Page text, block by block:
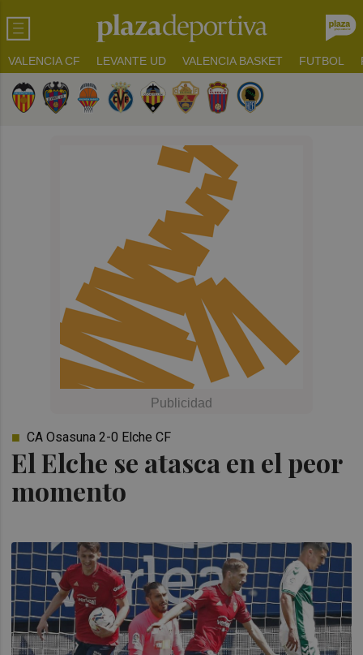
VALENCIA CF LEVANTE UD VALENCIA BASKET FUTBOL
El Elche se atasca en el peor
momento
CA Osasuna 2-0 Elche CF